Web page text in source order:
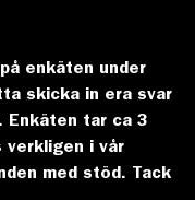
enkäten under
skicka in era svar
Enkäten tar ca 3
verkligen i vår
med stöd. Tack